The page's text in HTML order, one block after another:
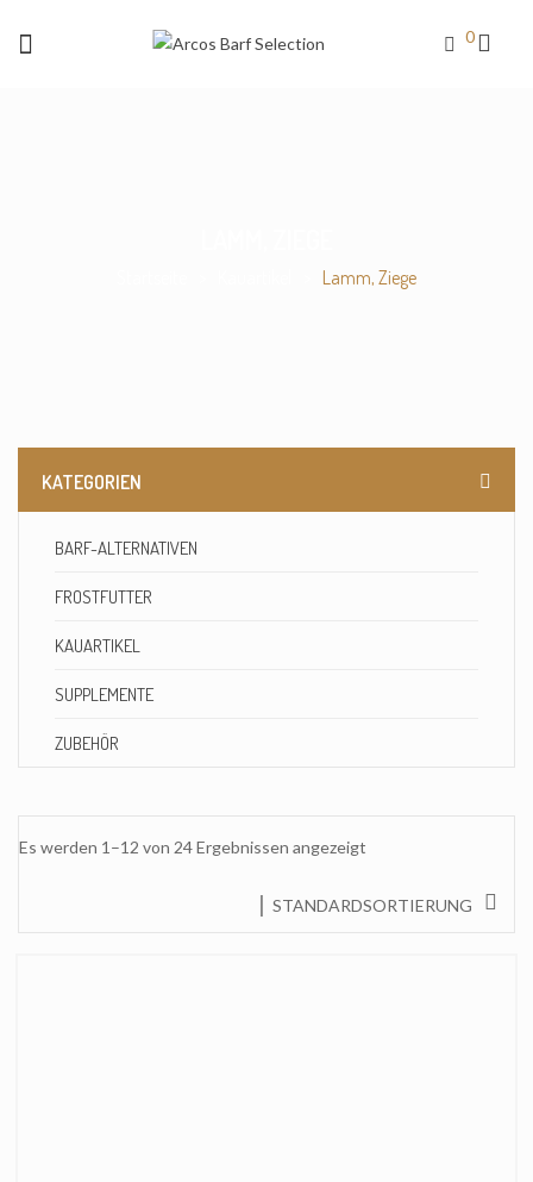
0
Lamm, Ziege
KATEGORIEN
BARF-ALTERNATIVEN
FROSTFUTTER
KAUARTIKEL
SUPPLEMENTE
ZUBEHÖR
Es werden 1–12 von 24 Ergebnissen angezeigt
STANDARDSORTIERUNG